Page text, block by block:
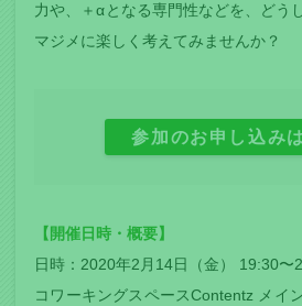
力や、＋αとなる専門性などを、どう
マジメに楽しく考えてみませんか？
参加のお申し込み
【開催日時・概要】
日時：2020年2月14日（金） 19:30〜
コワーキングスペースContentz メイ